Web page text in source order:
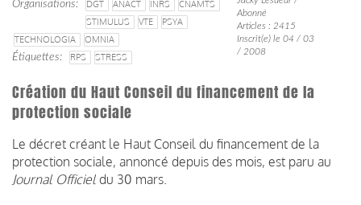
Organisations DGT ANACT INRS
CNAMTS
STIMULUS
VTE
PSYA
TECHNOLOGIA
OMNIA
Étiquettes
RPS STRESS
Abonné
Articles : 2415
Inscrit(e) le 04 / 03
/ 2008
Création du Haut Conseil du financement de la
protection sociale
Le décret créant le Haut Conseil du financement de la
protection sociale, annoncé depuis des mois, est paru au
Journal Officiel du 30 mars.